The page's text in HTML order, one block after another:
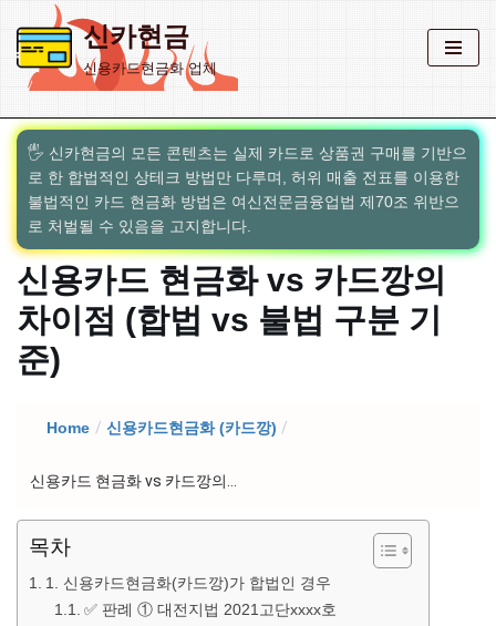
콘
텐
로
건
너
뛰
기
신카현금
신용카드현금화 업체
🖐️ 신카현금의 모든 콘텐츠는 실제 카드로 상품권 구매를 기반으
로 한 합법적인 상테크 방법만 다루며, 허위 매출 전표를 이용한
불법적인 카드 현금화 방법은 여신전문금융업법 제70조 위반으
로 처벌될 수 있음을 고지합니다.
신용카드 현금화 vs 카드깡의
차이점 (합법 vs 불법 구분 기
준)
Home / 신용카드현금화 (카드깡) /
신용카드 현금화 vs 카드깡의...
목차
1. 신용카드현금화(카드깡)가 합법인 경우
✅ 판례 ① 대전지법 2021고단xxxx호